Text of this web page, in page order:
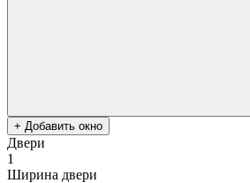
+ Добавить окно
Двери
1
Ширина двери